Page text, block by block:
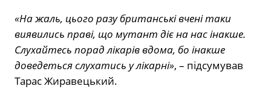
«На жаль, цього разу британські вчені таки
виявились праві, що мутант діє на нас інакше.
Слухайтесь порад лікарів вдома, бо інакше
доведеться слухатись у лікарні», – підсумував
Тарас Жиравецький.